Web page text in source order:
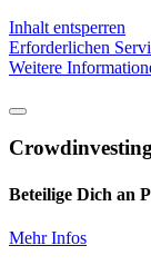
Inhalt entsperren
Erforderlichen
Weitere
Beteilige Dich an
Mehr Infos